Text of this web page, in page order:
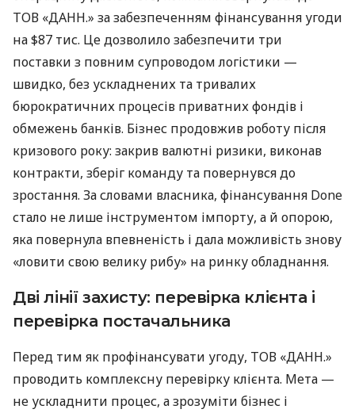
ТОВ «ДАНН.» за забезпеченням фінансування угоди
на $87 тис. Це дозволило забезпечити три
поставки з повним супроводом логістики —
швидко, без ускладнених та тривалих
бюрократичних процесів приватних фондів і
обмежень банків. Бізнес продовжив роботу після
кризового року: закрив валютні ризики, виконав
контракти, зберіг команду та повернувся до
зростання. За словами власника, фінансування Done
стало не лише інструментом імпорту, а й опорою,
яка повернула впевненість і дала можливість знову
«ловити свою велику рибу» на ринку обладнання.
Дві лінії захисту: перевірка клієнта і
перевірка постачальника
Перед тим як профінансувати угоду, ТОВ «ДАНН.»
проводить комплексну перевірку клієнта. Мета —
не ускладнити процес, а зрозуміти бізнес і